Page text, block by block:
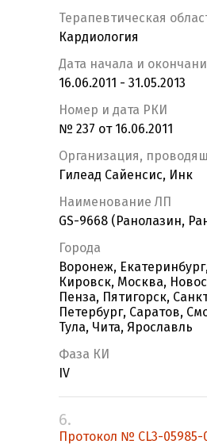
Терапевтическая
Кардиология
Дата начала и
16.06.2011 - 31.05.2013
Номер и дата РКИ
№ 237 от 16.06.2011
Организация,
Гилеад Сайенсис, Инк
Наименование ЛП
GS-9668 (Ранолазин,
Города
Воронеж,
Кировск, Москва,
Пенза, Пятигорск,
Петербург, Саратов,
Тула, Чита, Ярославль
Фаза КИ
IV
6.
Протокол № CL3-05985-